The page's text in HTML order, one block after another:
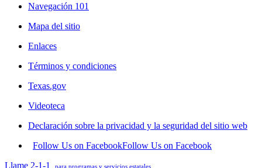
Navegación 101
Mapa del sitio
Enlaces
Términos y condiciones
Texas.gov
Videoteca
Declaración sobre la privacidad y la seguridad del sitio web
Follow Us on FacebookFollow Us on Facebook
Llame 2-1-1
para programas y servicios estatales